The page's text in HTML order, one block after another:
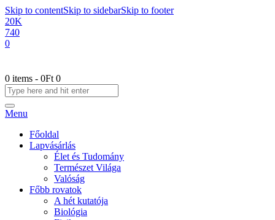
Skip to contentSkip to sidebarSkip to footer
20K
740
0
0 items - 0Ft 0
Menu
Főoldal
Lapvásárlás
Élet és Tudomány
Természet Világa
Valóság
Főbb rovatok
A hét kutatója
Biológia